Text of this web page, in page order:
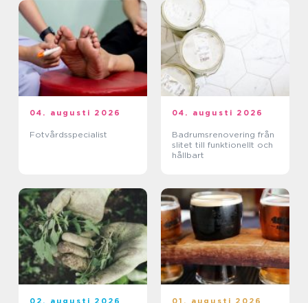
04. augusti 2026
Fotvårdsspecialist
04. augusti 2026
Badrumsrenovering från
slitet till funktionellt och
hållbart
02. augusti 2026 01. augusti 2026